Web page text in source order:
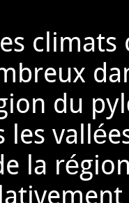
climats
du
les
la